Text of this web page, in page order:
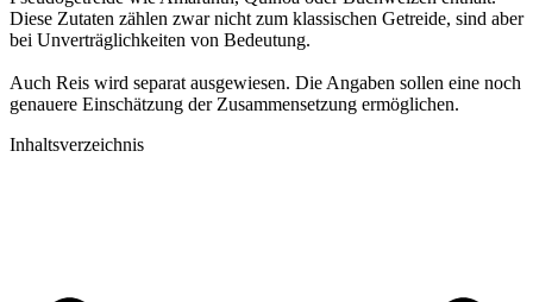
Diese Zutaten zählen zwar nicht zum klassischen Getreide, sind aber
bei Unverträglichkeiten von Bedeutung.
Auch Reis wird separat ausgewiesen. Die Angaben sollen eine noch
genauere Einschätzung der Zusammensetzung ermöglichen.
Inhaltsverzeichnis​